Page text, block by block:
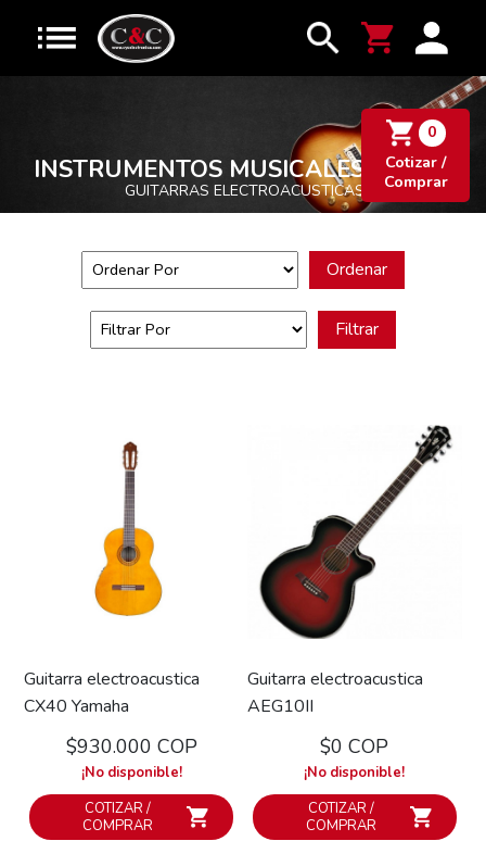
0
Cotizar /
Comprar
INSTRUMENTOS MUSICALES
GUITARRAS ELECTROACUSTICAS
Ordenar
Filtrar
Guitarra electroacustica
CX40 Yamaha
$930.000 COP
¡No disponible!
COTIZAR /
COMPRAR
Guitarra electroacustica
AEG10II
$0 COP
¡No disponible!
COTIZAR /
COMPRAR